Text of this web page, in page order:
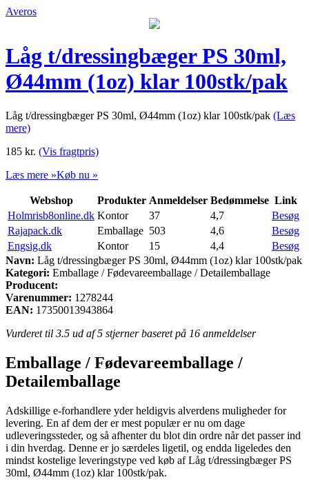
Averos
Låg t/dressingbæger PS 30ml,
Ø44mm (1oz) klar 100stk/pak
Låg t/dressingbæger PS 30ml, Ø44mm (1oz) klar 100stk/pak (Læs
mere)
185 kr. (Vis fragtpris)
Læs mere »Køb nu »
Webshop Produkter Anmeldelser Bedømmelse Link
Holmrisb8online.dk Kontor 37 4,7
Besøg
Rajapack.dk
Emballage 503 4,6
Besøg
Engsig.dk
Kontor 15 4,4
Besøg
Navn: Låg t/dressingbæger PS 30ml, Ø44mm (1oz) klar 100stk/pak
Kategori: Emballage / Fødevareemballage / Detailemballage
Producent:
Varenummer: 1278244
EAN: 17350013943864
Vurderet til 3.5 ud af 5 stjerner baseret på 16 anmeldelser
Emballage / Fødevareemballage /
Detailemballage
Adskillige e-forhandlere yder heldigvis alverdens muligheder for
levering. En af dem der er mest populær er nu om dage
udleveringssteder, og så afhenter du blot din ordre når det passer ind
i din hverdag. Denne er jo særdeles ligetil, og endda ligeledes den
mindst kostelige leveringstype ved køb af Låg t/dressingbæger PS
30ml, Ø44mm (1oz) klar 100stk/pak.